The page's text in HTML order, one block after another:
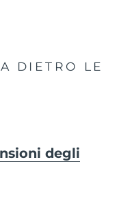
DIETRO LE
degli